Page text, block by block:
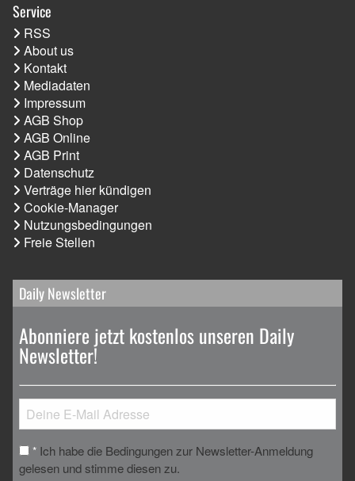
Service
RSS
About us
Kontakt
Mediadaten
Impressum
AGB Shop
AGB Online
AGB Print
Datenschutz
Verträge hier kündigen
Cookie-Manager
Nutzungsbedingungen
Freie Stellen
Daily Newsletter
Abonniere jetzt kostenlos unseren Daily
Newsletter!
* Ich habe die Bedingungen zur Newsletter-Anmeldung
gelesen und stimme diesen zu.